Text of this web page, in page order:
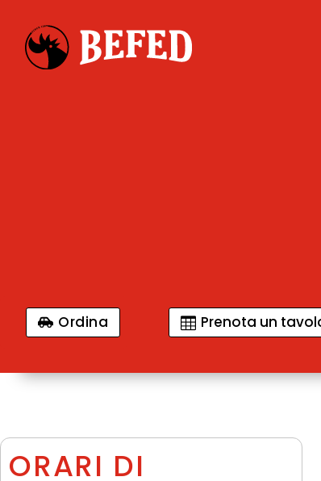
Ordina Prenota un
ORARI DI